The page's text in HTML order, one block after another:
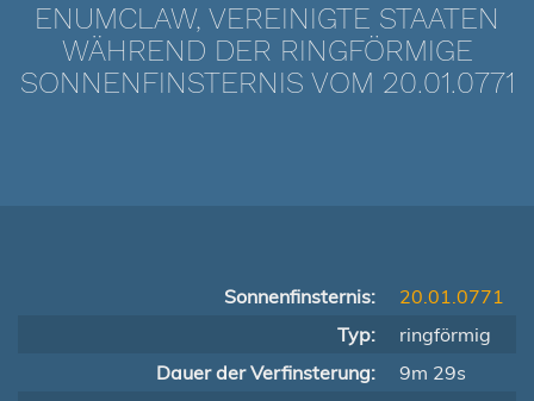
ENUMCLAW, VEREINIGTE STAATEN
WÄHREND DER RINGFÖRMIGE
SONNENFINSTERNIS VOM 20.01.0771
Sonnenfinsternis:
20.01.0771
Typ:
ringförmig
Dauer der Verfinsterung:
9m 29s